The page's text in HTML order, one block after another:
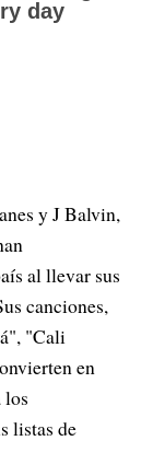
y J Balvin,
al llevar sus
canciones,
"Cali
en
los
listas de